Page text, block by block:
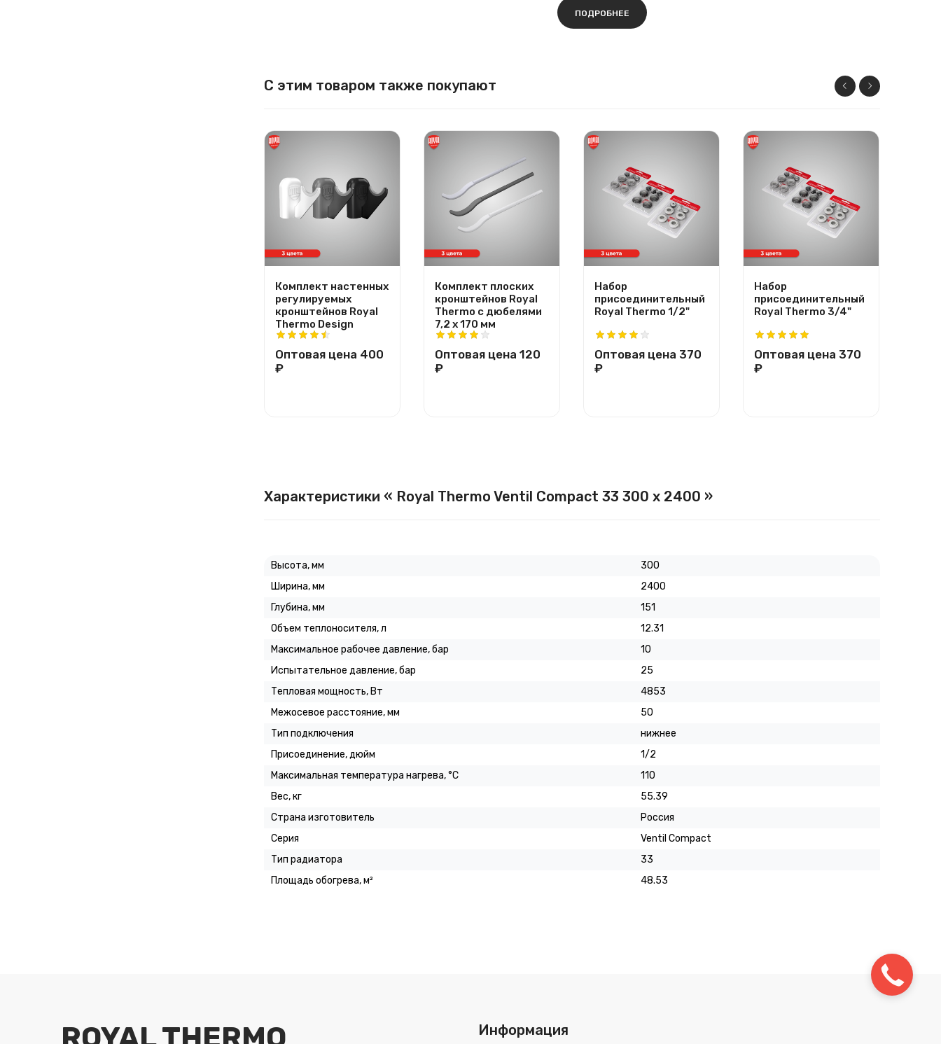
ПОДРОБНЕЕ
С этим товаром также покупают
Комплект настенных
регулируемых
кронштейнов Royal
Thermo Design
Оптовая цена 400
₽
Комплект плоских
кронштейнов Royal
Thermo с дюбелями
7,2 х 170 мм
Оптовая цена 120
₽
Набор
присоединительный
Royal Thermo 1/2"
Оптовая цена 370
₽
Набор
присоединительный
Royal Thermo 3/4"
Оптовая цена 370
₽
Характеристики « Royal Thermo Ventil Compact 33 300 х 2400 »
Высота, мм
300
Ширина, мм
2400
Глубина, мм
151
Объем теплоносителя, л
12.31
Максимальное рабочее давление, бар
10
Испытательное давление, бар
25
Тепловая мощность, Вт
4853
Межосевое расстояние, мм
50
Тип подключения
нижнее
Присоединение, дюйм
1/2
Максимальная температура нагрева, °C
110
Вес, кг
55.39
Страна изготовитель
Россия
Серия
Ventil Compact
Тип радиатора
33
Площадь обогрева, м²
48.53
Информация
Заказать
звонок